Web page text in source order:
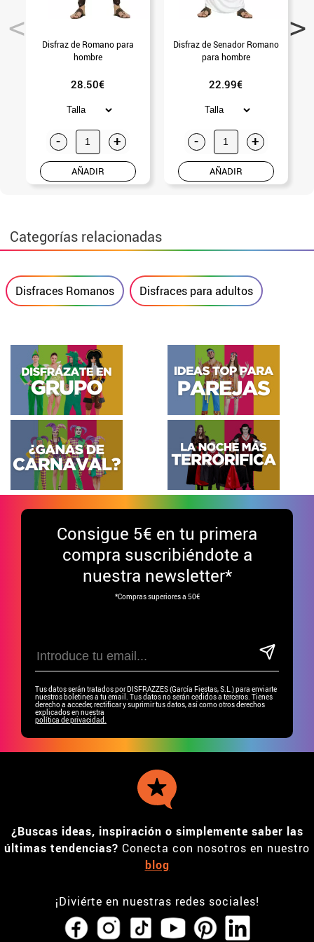
Disfraz de Romano para
hombre
28.50€
- +
AÑADIR
Disfraz de Senador Romano
para hombre
22.99€
- +
AÑADIR
Categorías relacionadas
Disfraces Romanos Disfraces para adultos
Consigue 5€ en tu primera
compra suscribiéndote a
nuestra newsletter*
*Compras superiores a 50€
Tus datos serán tratados por DISFRAZZES (García Fiestas, S.L.) para enviarte
nuestros boletines a tu email. Tus datos no serán cedidos a terceros. Tienes
derecho a acceder, rectificar y suprimir tus datos, así como otros derechos
explicados en nuestra
política de privacidad.
¿Buscas ideas, inspiración o simplemente saber las
últimas tendencias? Conecta con nosotros en nuestro
blog
¡Diviérte en nuestras redes sociales!